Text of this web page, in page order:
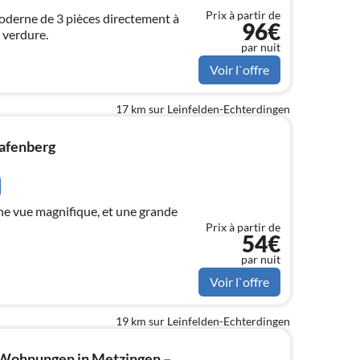
de 3 pièces directement à
Prix à partir de
96€
par nuit
Voir l`offre
17 km sur Leinfelden-Echterdingen
vue magnifique, et une grande
Prix à partir de
54€
par nuit
Voir l`offre
19 km sur Leinfelden-Echterdingen